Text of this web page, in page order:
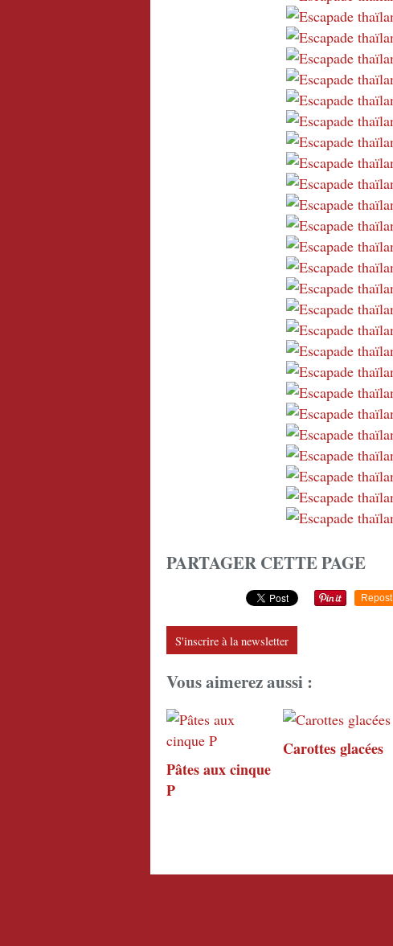
PARTAGER CETTE PAGE
Repost
S'inscrire à la newsletter
Vous aimerez aussi :
Pâtes aux cinque
P
Carottes glacées